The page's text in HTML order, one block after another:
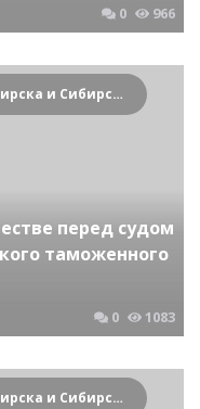
0 966
Криминальные новости Новосибирска и Сибирского региона
перед судом
таможенного
0 1083
Криминальные новости Новосибирска и Сибирского региона